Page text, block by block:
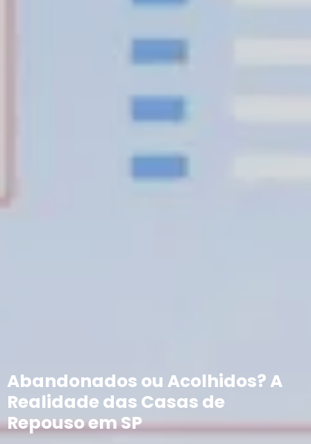
Abandonados ou Acolhidos? A
Realidade das Casas de
Repouso em SP